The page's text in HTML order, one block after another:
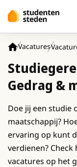
Vacatures
Gedrag &
Doe jij een studie
maatschappij?
ervaring op kunt
verdienen?
vacatures op het